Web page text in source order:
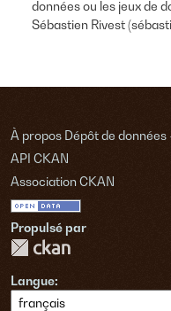
données ou les jeux de
Sébastien Rivest
À propos Dépôt de données
API CKAN
Association CKAN
Propulsé par
Langue